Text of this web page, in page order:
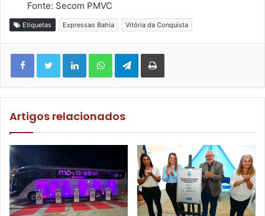
Fonte: Secom PMVC
Etiquetas Expressao Bahia Vitória da Conquista
Facebook Twitter Linkedin WhatsApp Telegram
Artigos relacionados